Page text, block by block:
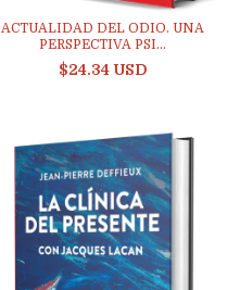
ACTUALIDAD DEL ODIO. UNA
PERSPECTIVA PSI...
$24.34 USD